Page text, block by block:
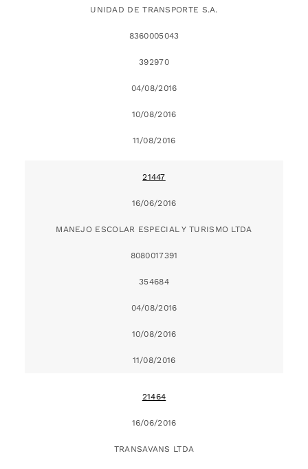
UNIDAD DE TRANSPORTE S.A.
8360005043
392970
04/08/2016
10/08/2016
11/08/2016
21447
16/06/2016
MANEJO ESCOLAR ESPECIAL Y TURISMO LTDA
8080017391
354684
04/08/2016
10/08/2016
11/08/2016
21464
16/06/2016
TRANSAVANS LTDA